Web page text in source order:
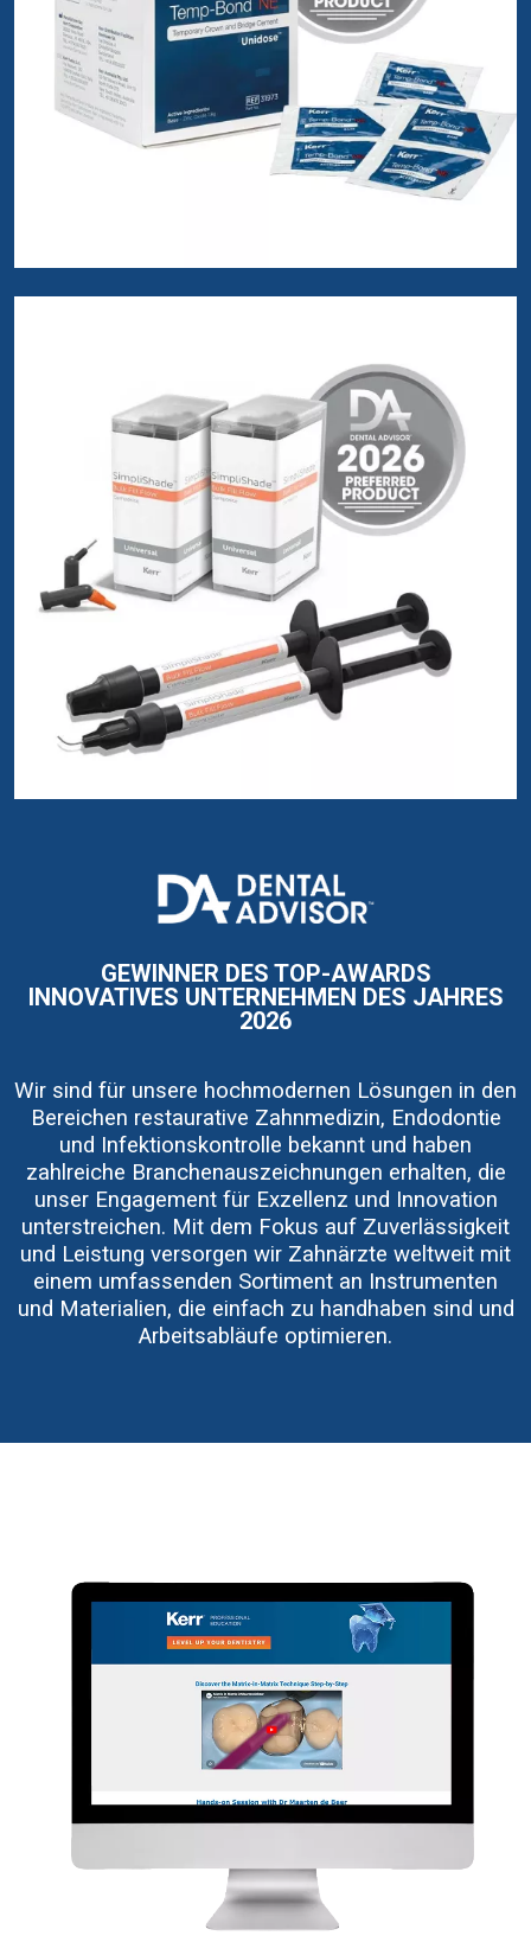
I
m
a
GEWINNER DES TOP-AWARDS
INNOVATIVES UNTERNEHMEN DES JAHRES
2026
Wir sind für unsere hochmodernen Lösungen in den
Bereichen restaurative Zahnmedizin, Endodontie
und Infektionskontrolle bekannt und haben
zahlreiche Branchenauszeichnungen erhalten, die
unser Engagement für Exzellenz und Innovation
unterstreichen. Mit dem Fokus auf Zuverlässigkeit
und Leistung versorgen wir Zahnärzte weltweit mit
einem umfassenden Sortiment an Instrumenten
und Materialien, die einfach zu handhaben sind und
Arbeitsabläufe optimieren.